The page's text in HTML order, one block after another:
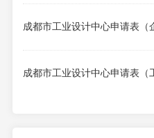
成都市工业设计中心申请表（
成都市工业设计中心申请表（